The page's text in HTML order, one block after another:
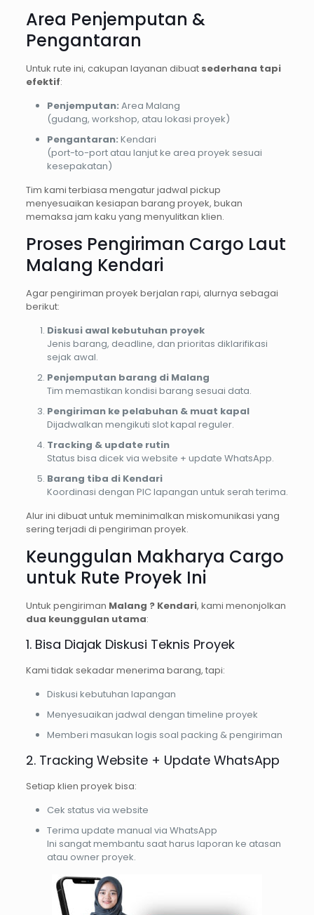
Area Penjemputan &
Pengantaran
Untuk rute ini, cakupan layanan dibuat sederhana tapi
efektif:
Penjemputan: Area Malang
(gudang, workshop, atau lokasi proyek)
Pengantaran: Kendari
(port-to-port atau lanjut ke area proyek sesuai
kesepakatan)
Tim kami terbiasa mengatur jadwal pickup
menyesuaikan kesiapan barang proyek, bukan
memaksa jam kaku yang menyulitkan klien.
Proses Pengiriman Cargo Laut
Malang Kendari
Agar pengiriman proyek berjalan rapi, alurnya sebagai
berikut:
Diskusi awal kebutuhan proyek
Jenis barang, deadline, dan prioritas diklarifikasi
sejak awal.
Penjemputan barang di Malang
Tim memastikan kondisi barang sesuai data.
Pengiriman ke pelabuhan & muat kapal
Dijadwalkan mengikuti slot kapal reguler.
Tracking & update rutin
Status bisa dicek via website + update WhatsApp.
Barang tiba di Kendari
Koordinasi dengan PIC lapangan untuk serah terima.
Alur ini dibuat untuk meminimalkan miskomunikasi yang
sering terjadi di pengiriman proyek.
Keunggulan Makharya Cargo
untuk Rute Proyek Ini
Untuk pengiriman Malang ? Kendari, kami menonjolkan
dua keunggulan utama:
1. Bisa Diajak Diskusi Teknis Proyek
Kami tidak sekadar menerima barang, tapi:
Diskusi kebutuhan lapangan
Menyesuaikan jadwal dengan timeline proyek
Memberi masukan logis soal packing & pengiriman
2. Tracking Website + Update WhatsApp
Setiap klien proyek bisa:
Cek status via website
Terima update manual via WhatsApp
Ini sangat membantu saat harus laporan ke atasan
atau owner proyek.